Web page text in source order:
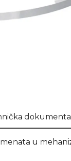
u